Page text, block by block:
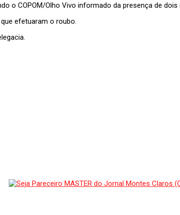
o COPOM/Olho Vivo informado da presença de
efetuaram o roubo.